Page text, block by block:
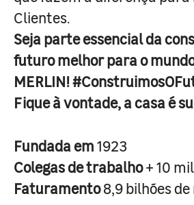
Clientes.
Seja parte essencial da
futuro melhor para o
MERLIN!
Fique à vontade, a casa é
Fundada em1923
Colegas de trabalho+ 10 mil
Faturamento8,9 bilhões